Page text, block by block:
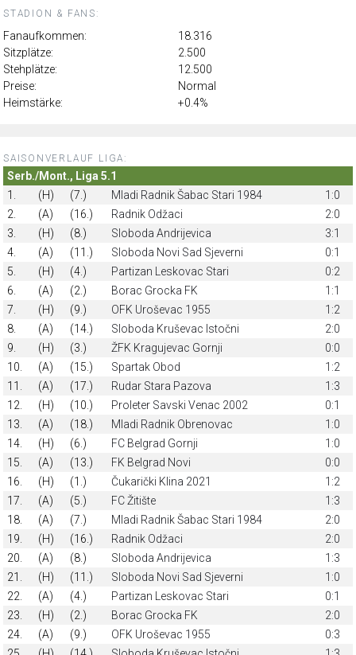
STADION & FANS:
Fanaufkommen:
18.316
Sitzplätze:
2.500
Stehplätze:
12.500
Preise:
Normal
Heimstärke:
+0.4%
SAISONVERLAUF LIGA:
Serb./Mont., Liga 5.1
1.
(H) (7.) Mladi Radnik Šabac Stari 1984
1:0
2.
(A) (16.) Radnik Odžaci
2:0
3.
(H) (8.) Sloboda Andrijevica
3:1
4.
(A) (11.) Sloboda Novi Sad Sjeverni
0:1
5.
(H) (4.) Partizan Leskovac Stari
0:2
6.
(A) (2.) Borac Grocka FK
1:1
7.
(H) (9.) OFK Uroševac 1955
1:2
8.
(A) (14.) Sloboda Kruševac Istočni
2:0
9.
(H) (3.) ŽFK Kragujevac Gornji
0:0
10.
(A) (15.) Spartak Obod
1:2
11.
(A) (17.) Rudar Stara Pazova
1:3
12.
(H) (10.) Proleter Savski Venac 2002
0:1
13.
(A) (18.) Mladi Radnik Obrenovac
1:0
14.
(H) (6.) FC Belgrad Gornji
1:0
15.
(A) (13.) FK Belgrad Novi
0:0
16.
(H) (1.) Čukarički Klina 2021
1:2
17.
(A) (5.) FC Žitište
1:3
18.
(A) (7.) Mladi Radnik Šabac Stari 1984
2:0
19.
(H) (16.) Radnik Odžaci
2:0
20.
(A) (8.) Sloboda Andrijevica
1:3
21.
(H) (11.) Sloboda Novi Sad Sjeverni
1:0
22.
(A) (4.) Partizan Leskovac Stari
0:1
23.
(H) (2.) Borac Grocka FK
2:0
24.
(A) (9.) OFK Uroševac 1955
0:3